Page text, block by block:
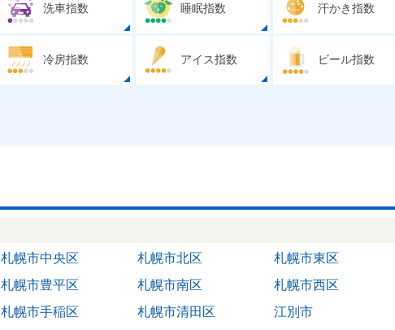
洗車指数 睡眠指数 汗かき指数
冷房指数 アイス指数 ビール指数
札幌市中央区 札幌市北区
札幌市東区
札幌市豊平区 札幌市南区
札幌市西区
札幌市手稲区 札幌市清田区
江別市